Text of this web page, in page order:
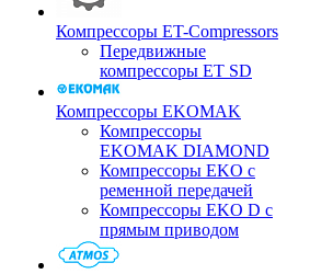
Компрессоры ET-Compressors
Передвижные
компрессоры ET SD
Компрессоры EKOMAK
Компрессоры
EKOMAK DIAMOND
Компрессоры EKO c
ременной передачей
Компрессоры EKO D с
прямым приводом